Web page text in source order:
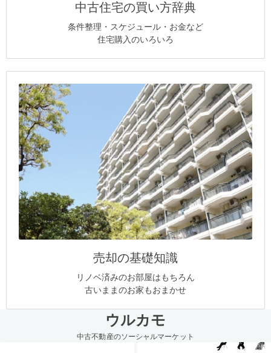
中古住宅の買い方辞典
条件整理・スケジュール・お金など
住宅購入のいろいろ
売却の基礎知識
リノベ済みのお部屋はもちろん
古いままのお家もおまかせ
ウルカモ
中古不動産のソーシャルマーケット